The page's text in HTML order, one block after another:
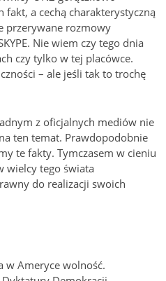
a cechą charakterystyczną
przerywane rozmowy
Nie wiem czy tego dnia
czy tylko w tej placówce.
– ale jeśli tak to trochę
z oficjalnych mediów nie
ten temat. Prawdopodobnie
te fakty. Tymczasem w cieniu
wielcy tego świata
do realizacji swoich
w Ameryce wolność.